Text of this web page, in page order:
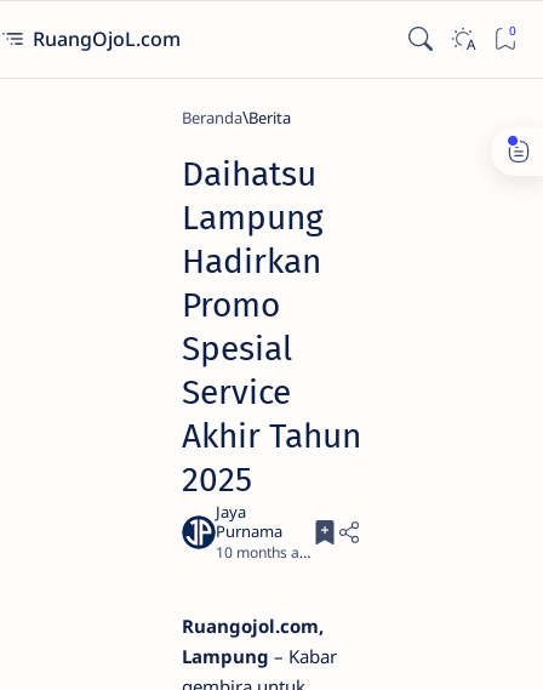
RuangOjoL.com
Beranda Berita
Daihatsu
Lampung
Hadirkan
Promo
Spesial
Service
Akhir Tahun
2025
10 months ago
Ruangojol.com,
Lampung – Kabar